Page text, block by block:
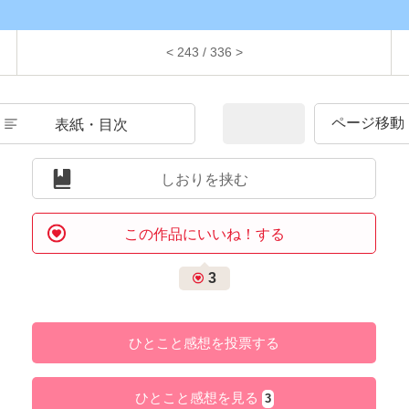
< 243 / 336 >
表紙・目次
しおりを挟む
この作品にいいね！する
3
ひとこと感想を投票する
ひとこと感想を見る 3